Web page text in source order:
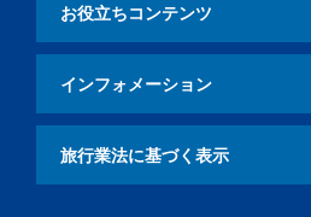
お役立ちコンテンツ
インフォメーション
旅行業法に基づく表示